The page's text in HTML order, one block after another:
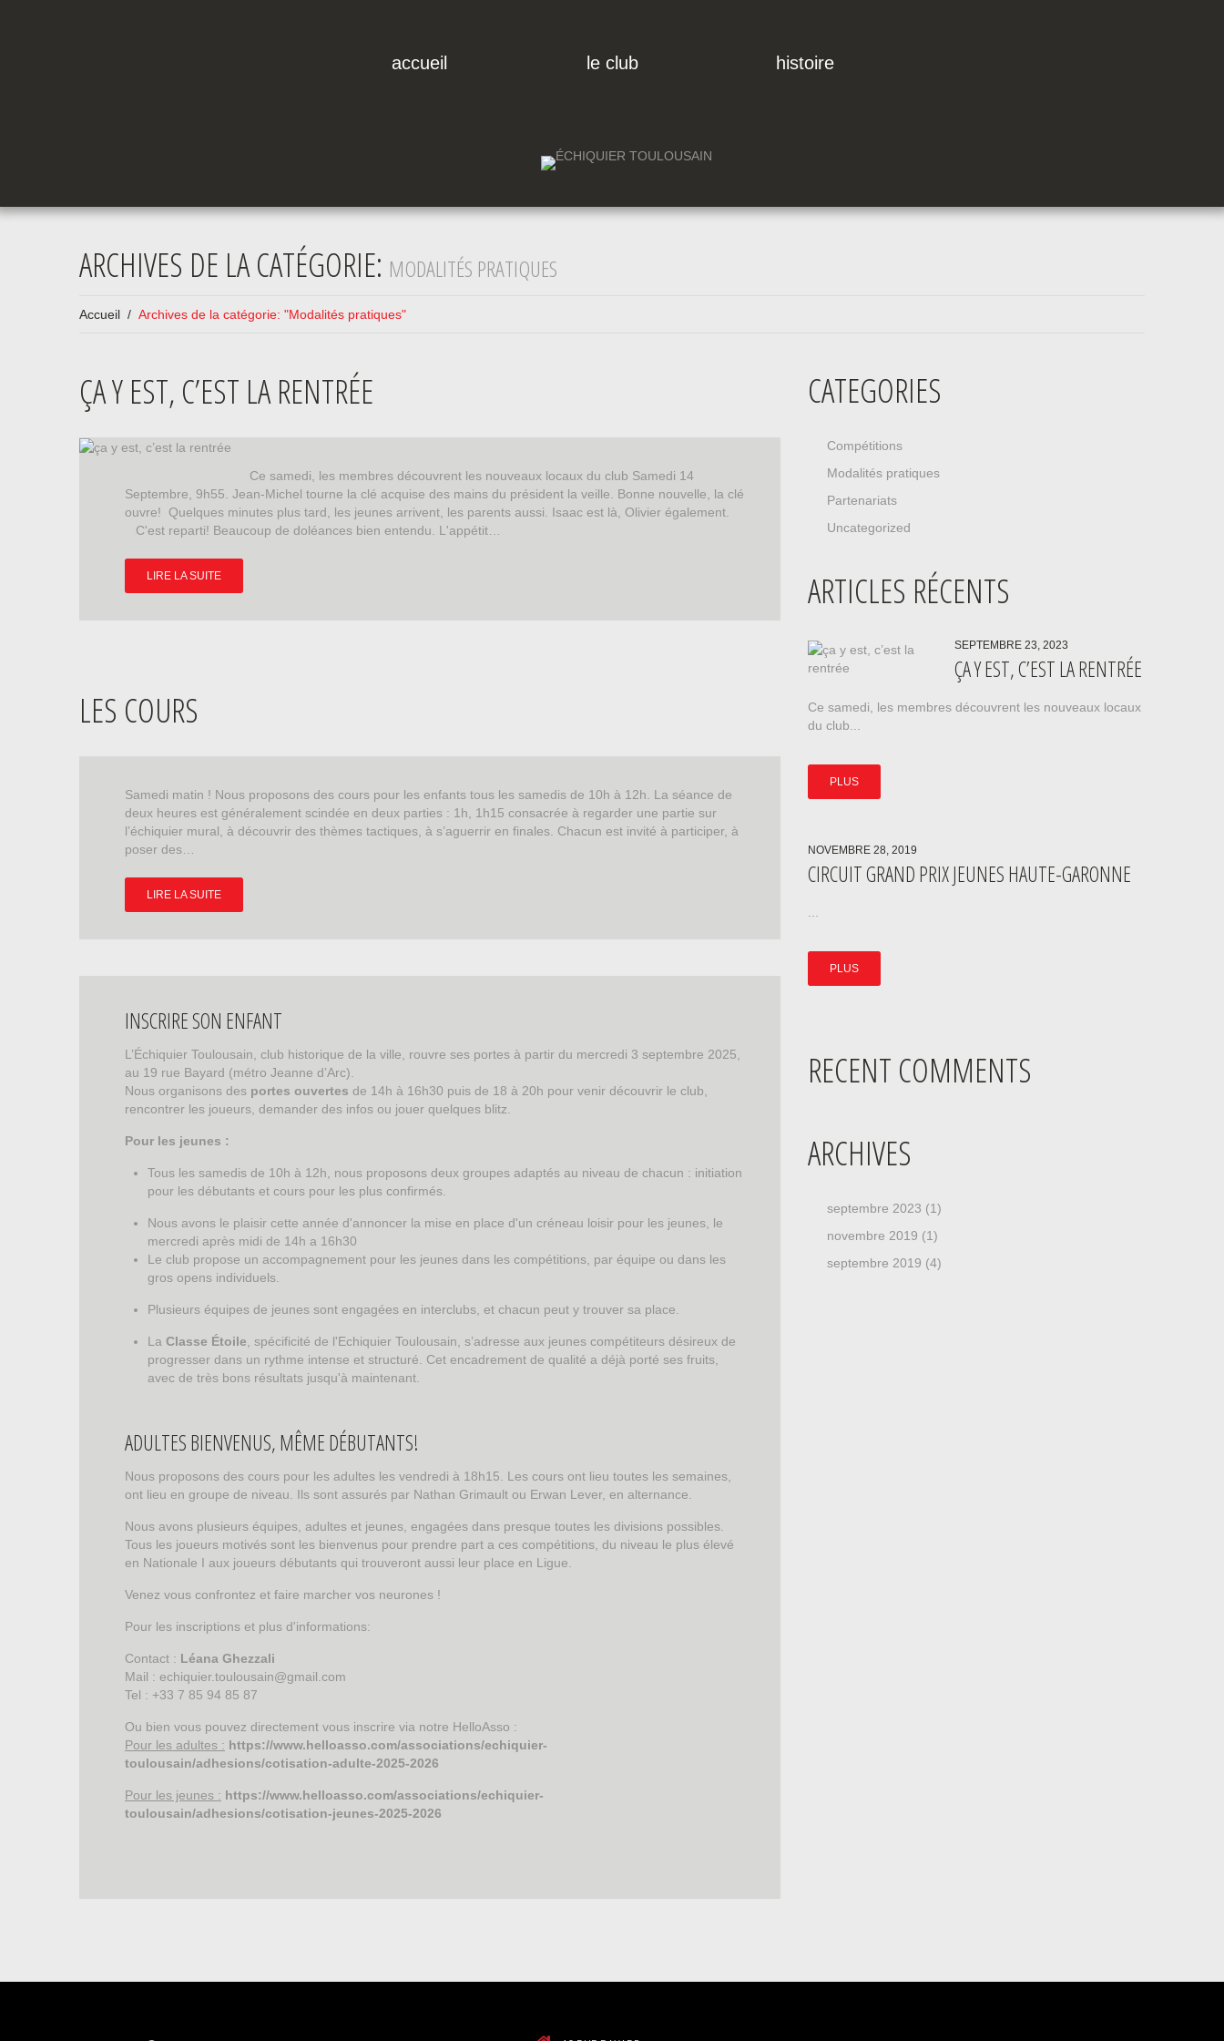
accueil le club histoire
ARCHIVES DE LA CATÉGORIE: MODALITÉS PRATIQUES
Accueil Archives de la catégorie: "Modalités pratiques"
ÇA Y EST, C’EST LA RENTRÉE
Ce samedi, les membres découvrent les nouveaux locaux du club Samedi 14
Septembre, 9h55. Jean-Michel tourne la clé acquise des mains du président la veille. Bonne nouvelle, la clé
ouvre! Quelques minutes plus tard, les jeunes arrivent, les parents aussi. Isaac est là, Olivier également.
C'est reparti! Beaucoup de doléances bien entendu. L'appétit…
LIRE LA SUITE
LES COURS
Samedi matin ! Nous proposons des cours pour les enfants tous les samedis de 10h à 12h. La séance de
deux heures est généralement scindée en deux parties : 1h, 1h15 consacrée à regarder une partie sur
l’échiquier mural, à découvrir des thèmes tactiques, à s’aguerrir en finales. Chacun est invité à participer, à
poser des…
LIRE LA SUITE
INSCRIRE SON ENFANT
L’Échiquier Toulousain, club historique de la ville, rouvre ses portes à partir du mercredi 3 septembre 2025,
au 19 rue Bayard (métro Jeanne d’Arc).
Nous organisons des portes ouvertes de 14h à 16h30 puis de 18 à 20h pour venir découvrir le club,
rencontrer les joueurs, demander des infos ou jouer quelques blitz.
Pour les jeunes :
Tous les samedis de 10h à 12h, nous proposons deux groupes adaptés au niveau de chacun : initiation
pour les débutants et cours pour les plus confirmés.
Nous avons le plaisir cette année d'annoncer la mise en place d'un créneau loisir pour les jeunes, le
mercredi après midi de 14h a 16h30
Le club propose un accompagnement pour les jeunes dans les compétitions, par équipe ou dans les
gros opens individuels.
Plusieurs équipes de jeunes sont engagées en interclubs, et chacun peut y trouver sa place.
La Classe Étoile , spécificité de l'Echiquier Toulousain, s’adresse aux jeunes compétiteurs désireux de
progresser dans un rythme intense et structuré. Cet encadrement de qualité a déjà porté ses fruits,
avec de très bons résultats jusqu'à maintenant.
ADULTES BIENVENUS, MÊME DÉBUTANTS!
Nous proposons des cours pour les adultes les vendredi à 18h15. Les cours ont lieu toutes les semaines,
ont lieu en groupe de niveau. Ils sont assurés par Nathan Grimault ou Erwan Lever, en alternance.
Nous avons plusieurs équipes, adultes et jeunes, engagées dans presque toutes les divisions possibles.
Tous les joueurs motivés sont les bienvenus pour prendre part a ces compétitions, du niveau le plus élevé
en Nationale I aux joueurs débutants qui trouveront aussi leur place en Ligue.
Venez vous confrontez et faire marcher vos neurones !
Pour les inscriptions et plus d'informations:
Contact : Léana Ghezzali
Mail : echiquier.toulousain@gmail.com
Tel : +33 7 85 94 85 87
Ou bien vous pouvez directement vous inscrire via notre HelloAsso :
Pour les adultes : https://www.helloasso.com/associations/echiquier-
toulousain/adhesions/cotisation-adulte-2025-2026
Pour les jeunes : https://www.helloasso.com/associations/echiquier-
toulousain/adhesions/cotisation-jeunes-2025-2026
CATEGORIES
Compétitions
Modalités pratiques
Partenariats
Uncategorized
ARTICLES RÉCENTS
SEPTEMBRE 23, 2023
ÇA Y EST, C’EST LA RENTRÉE
Ce samedi, les membres découvrent les nouveaux locaux
du club...
PLUS
NOVEMBRE 28, 2019
CIRCUIT GRAND PRIX JEUNES HAUTE-GARONNE
PLUS
RECENT COMMENTS
ARCHIVES
septembre 2023 (1)
novembre 2019 (1)
septembre 2019 (4)